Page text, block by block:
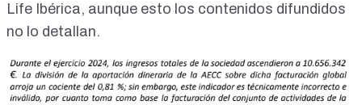
Life Ibérica, aunque esto los contenidos difundidos
no lo detallan.